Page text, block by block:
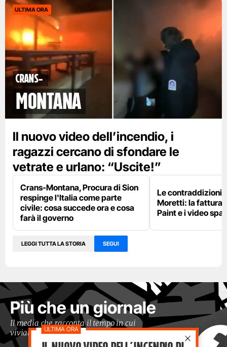
ULTIMA ORA
Crans-
Montana
Il nuovo video dell’incendio, i
ragazzi cercano di sfondare le
vetrate e urlano: “Uscite!”
Crans-Montana, Procura di Sion
respinge l'Italia come parte
civile: cosa succede ora e cosa
farà il governo
Le contraddizioni
Moretti: la fattura
Paint e i video
LEGGI TUTTA LA STORIA SEGUI
Più che un giornale
Il media che racconta il tempo in cui
viviamo con occhi moderni